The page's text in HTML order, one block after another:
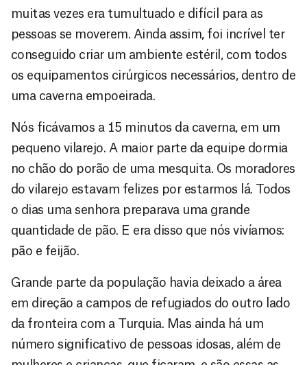
muitas vezes era tumultuado e difícil para as
pessoas se moverem. Ainda assim, foi incrível ter
conseguido criar um ambiente estéril, com todos
os equipamentos cirúrgicos necessários, dentro de
uma caverna empoeirada.
Nós ficávamos a 15 minutos da caverna, em um
pequeno vilarejo. A maior parte da equipe dormia
no chão do porão de uma mesquita. Os moradores
do vilarejo estavam felizes por estarmos lá. Todos
o dias uma senhora preparava uma grande
quantidade de pão. E era disso que nós vivíamos:
pão e feijão.
Grande parte da população havia deixado a área
em direção a campos de refugiados do outro lado
da fronteira com a Turquia. Mas ainda há um
número significativo de pessoas idosas, além de